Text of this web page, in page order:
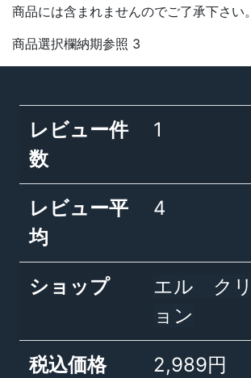
商品には含まれませんのでご了承下さい。
商品選択欄納期参照 3
レビュー件
数
1
レビュー平
均
4
ショップ
エル ク
ョン
税込価格 2,989円